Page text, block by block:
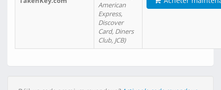
American
Express,
Discover
Card, Diners
Club, JCB)